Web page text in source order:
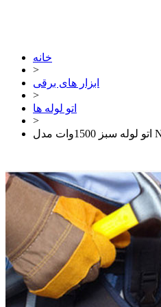
خانه
>
ابزار های برقی
>
اتو لوله ها
>